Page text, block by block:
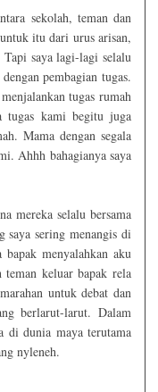
sekolah, teman dan
itu dari urus arisan,
saya lagi-lagi selalu
pembagian tugas.
tugas rumah
tugas kami begitu juga
Mama dengan segala
Ahhh bahagianya saya
mereka selalu bersama
saya sering menangis di
menyalahkan aku
teman keluar bapak rela
untuk debat dan
berlarut-larut. Dalam
di dunia maya terutama
nyleneh.